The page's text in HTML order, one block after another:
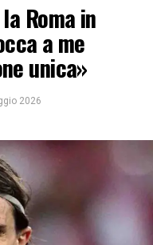
Roma in
a me
unica»
2026